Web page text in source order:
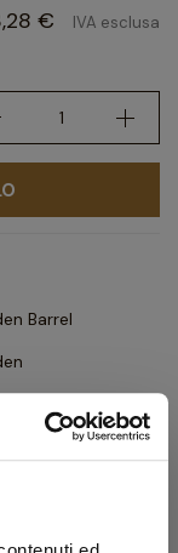
€ IVA esclusa
Barrel